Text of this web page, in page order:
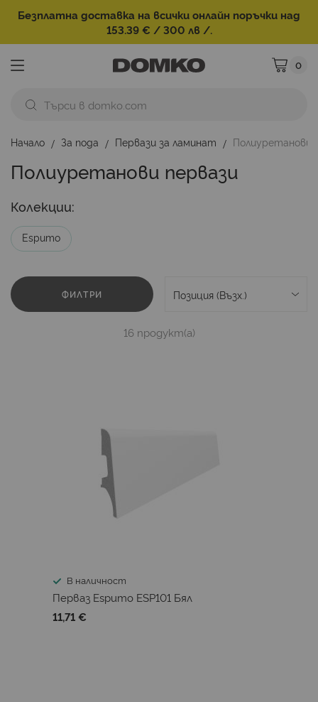
Безплатна доставка на всички онлайн поръчки над
153.39 € / 300 лв /.
Моята
0
Начало За пода Первази за ламинат Полиуретанови
Полиуретанови первази
Колекции:
Espumo
ФИЛТРИ
16 продукт(а)
В наличност
Перваз Espumo ESP101 Бял
11,71 €